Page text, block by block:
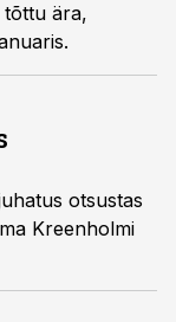
tõttu ära,
otsustas
Kreenholmi